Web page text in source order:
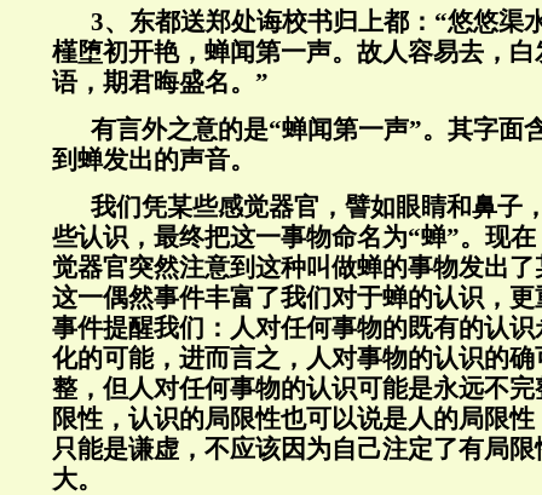
3、东都送郑处诲校书归上都： “悠悠渠
槿堕初开艳，蝉闻第一声。故人容易去，
语，期君晦盛名。 ”
有言外之意的是“蝉闻第一声”。其字面
到蝉发出的声音。
我们凭某些感觉器官，譬如眼睛和鼻子
些认识，最终把这一事物命名为“蝉”。现
觉器官突然注意到这种叫做蝉的事物发出
这一偶然事件丰富了我们对于蝉的认识，
事件提醒我们：人对任何事物的既有的认
化的可能，进而言之，人对事物的认识的
整，但人对任何事物的认识可能是永远不
限性，认识的局限性也可以说是人的局限
只能是谦虚，不应该因为自己注定了有局
大。